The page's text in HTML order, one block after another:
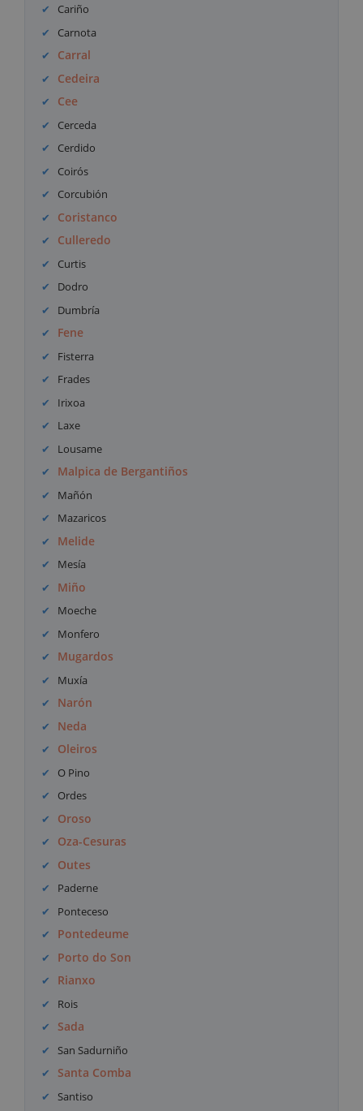
Cariño
Carnota
Carral
Cedeira
Cee
Cerceda
Cerdido
Coirós
Corcubión
Coristanco
Culleredo
Curtis
Dodro
Dumbría
Fene
Fisterra
Frades
Irixoa
Laxe
Lousame
Malpica de Bergantiños
Mañón
Mazaricos
Melide
Mesía
Miño
Moeche
Monfero
Mugardos
Muxía
Narón
Neda
Oleiros
O Pino
Ordes
Oroso
Oza-Cesuras
Outes
Paderne
Ponteceso
Pontedeume
Porto do Son
Rianxo
Rois
Sada
San Sadurniño
Santa Comba
Santiso